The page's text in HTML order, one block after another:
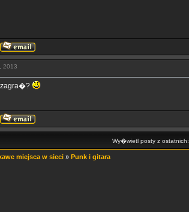
2013
zagra�?
Wy�wietl posty z ostatnich:
miejsca w sieci » Punk i gitara